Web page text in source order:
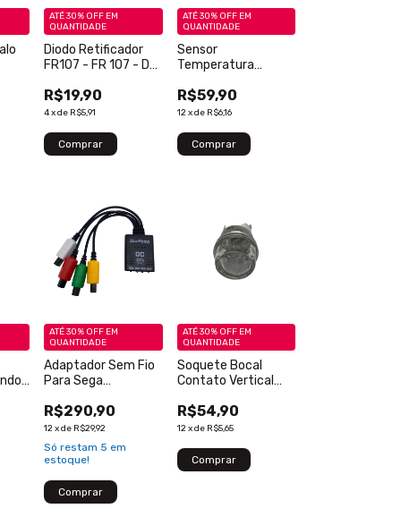
Diodo Retificador
FR107 - FR 107 - Do
1 Peça
R$19,90
4 xde R$5,91
ATÉ 30% OFF EM
QUANTIDADE
Sensor
Temperatura
- KTY 81 110-
Original - Novo - 1
R$59,90
12xde R$6,16
ATÉ 30% OFF EM
QUANTIDADE
Adaptador Sem Fio
Para Sega
Bluetooth Console
DC Blueretro -
Original - Novo - 1
Peça
R$290,90
12 xde R$29,92
ATÉ 30% OFF EM
QUANTIDADE
Só restam 5 em
estoque!
Soquete Bocal
Contato Vertical
Forno E Fogão -
Sem Número
R$54,90
12xde R$5,65
ATÉ 30% OFF EM
QUANTIDADE